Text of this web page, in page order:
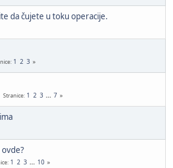
da čujete u toku operacije.
1 2 3
Stranice 1 2 3 ... 7
1 2 3 ... 10